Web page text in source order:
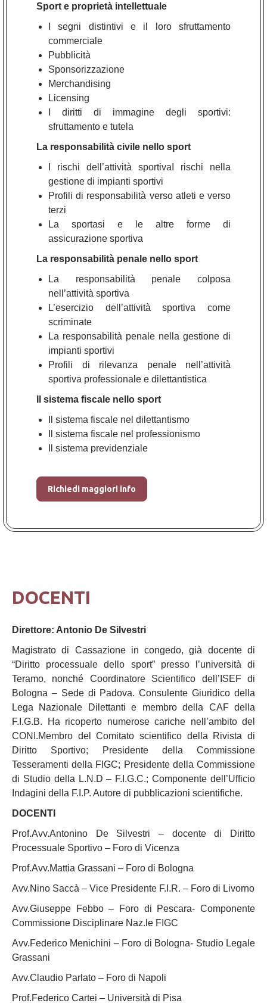
Sport e proprietà intellettuale
I segni distintivi e il loro sfruttamento
commerciale
Pubblicità
Sponsorizzazione
Merchandising
Licensing
I diritti di immagine degli sportivi:
sfruttamento e tutela
La responsabilità civile nello sport
I rischi dell’attività sportivaI rischi nella
gestione di impianti sportivi
Profili di responsabilità verso atleti e verso
terzi
La sportasi e le altre forme di
assicurazione sportiva
La responsabilità penale nello sport
La responsabilità penale colposa
nell’attività sportiva
L’esercizio dell’attività sportiva come
scriminate
La responsabilità penale nella gestione di
impianti sportivi
Profili di rilevanza penale nell’attività
sportiva professionale e dilettantistica
Il sistema fiscale nello sport
Il sistema fiscale nel dilettantismo
Il sistema fiscale nel professionismo
Il sistema previdenziale
Richiedi maggiori info
DOCENTI
Direttore: Antonio De Silvestri
Magistrato di Cassazione in congedo, già docente di
“Diritto processuale dello sport” presso l’università di
Teramo, nonché Coordinatore Scientifico dell’ISEF di
Bologna – Sede di Padova. Consulente Giuridico della
Lega Nazionale Dilettanti e membro della CAF della
F.I.G.B. Ha ricoperto numerose cariche nell’ambito del
CONI.Membro del Comitato scientifico della Rivista di
Diritto Sportivo; Presidente della Commissione
Tesseramenti della FIGC; Presidente della Commissione
di Studio della L.N.D – F.I.G.C.; Componente dell’Ufficio
Indagini della F.I.P. Autore di pubblicazioni scientifiche.
DOCENTI
Prof.Avv.Antonino De Silvestri – docente di Diritto
Processuale Sportivo – Foro di Vicenza
Prof.Avv.Mattia Grassani – Foro di Bologna
Avv.Nino Saccà – Vice Presidente F.I.R. – Foro di Livorno
Avv.Giuseppe Febbo – Foro di Pescara- Componente
Commissione Disciplinare Naz.le FIGC
Avv.Federico Menichini – Foro di Bologna- Studio Legale
Grassani
Avv.Claudio Parlato – Foro di Napoli
Prof.Federico Cartei – Università di Pisa